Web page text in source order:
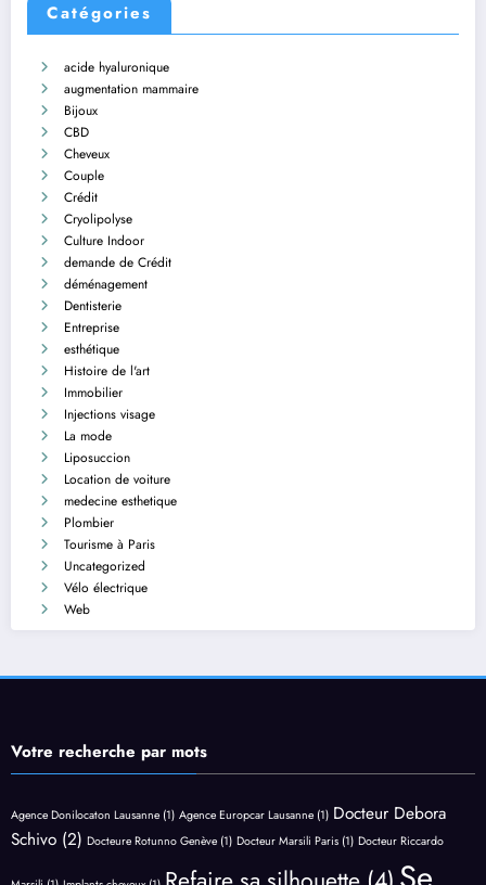
Catégories
acide hyaluronique
augmentation mammaire
Bijoux
CBD
Cheveux
Couple
Crédit
Cryolipolyse
Culture Indoor
demande de Crédit
déménagement
Dentisterie
Entreprise
esthétique
Histoire de l'art
Immobilier
Injections visage
La mode
Liposuccion
Location de voiture
medecine esthetique
Plombier
Tourisme à Paris
Uncategorized
Vélo électrique
Web
Votre recherche par mots
Agence Donilocaton Lausanne (1) Agence Europcar Lausanne (1) Docteur Debora
Schivo (2) Docteure Rotunno Genève (1) Docteur Marsili Paris (1) Docteur Riccardo